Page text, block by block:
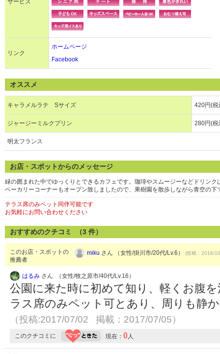
サービス
リンク
ホームページ
Facebook
オススメ
キャラメルラテ Sサイズ 420円(税
ジャージーミルクプリン 280円(税
明太フランス
お店・スポットからのメッセージ
緑の囲まれた中でゆっくりとできるカフェです。珈琲やスムージーなどドリン
ベーカリーコーナーもオープン致しましたので、果樹園を散歩しながら青空の
テラス席のみペット同伴可能です
お気軽にお問い合わせください
おすすめのクチコミ （3 件）
このお店・スポットの
推薦者
miku さん （女性/掛川市/20代/Lv.6） (投稿：2016/
はるみ さん （女性/牧之原市/40代/Lv.16）
公園に来た時に初めて知り、軽くお腹
ラス席のみペット可とあり、周りも静
（投稿:2017/07/02 掲載：2017/07/05）
このクチコミに 現在： 0人